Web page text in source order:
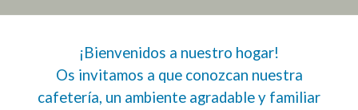
¡Bienvenidos a nuestro hogar!
Os invitamos a que conozcan nuestra
cafetería, un ambiente agradable y familiar